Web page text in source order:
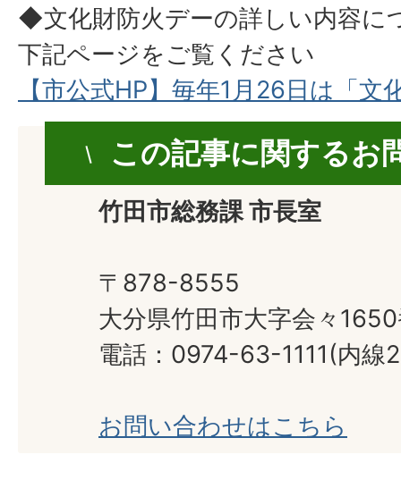
◆文化財防火デーの詳しい内容に
下記ページをご覧ください
【市公式HP】毎年1月26日は「文
この記事に関するお
竹田市総務課 市長室
〒878-8555
大分県竹田市大字会々
電話：0974-63-1111(内線
お問い合わせはこちら